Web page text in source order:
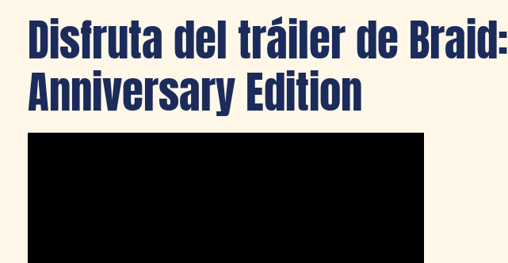
Disfruta del tráiler de Braid:
Anniversary Edition